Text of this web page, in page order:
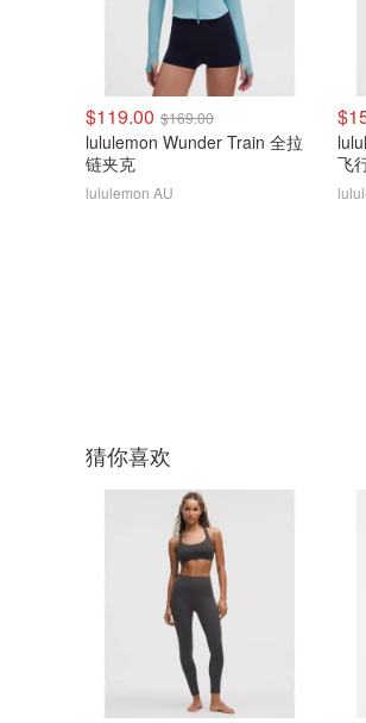
$119.00 $169.00
lululemon Wunder Train 全拉
链夹克
lululemon AU
飞
猜你喜欢